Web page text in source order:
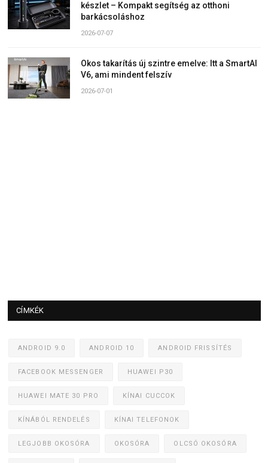
készlet – Kompakt segítség az otthoni
barkácsoláshoz
2026-07-07
Okos takarítás új szintre emelve: Itt a SmartAI
V6, ami mindent felszív
2026-07-01
CÍMKÉK
ANDROID 9.0 ANDROID 10 ANDROID FRISSÍTÉS
FACEBOOK MESSENGER HUAWEI P30
HUAWEI MATE 30 PRO KÍNAI CUCCOK
KÍNÁBÓL RENDELÉS KÍNAI TELEFONOK
LEGJOBB OKOSÓRA OKOSÓRA OLCSÓ OKOSÓRA